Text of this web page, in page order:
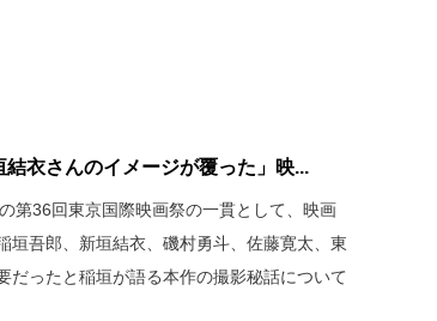
衣さんのイメージが覆った」映...
第36回東京国際映画祭の一貫として、映画
垣吾郎、新垣結衣、磯村勇斗、佐藤寛太、東
だったと稲垣が語る本作の撮影秘話について